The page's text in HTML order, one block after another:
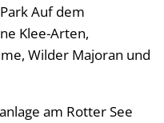
Auf dem
Klee-Arten,
Wilder Majoran und
am Rotter See